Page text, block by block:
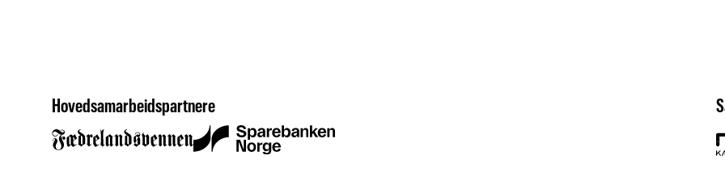
Hovedsamarbeidspartnere